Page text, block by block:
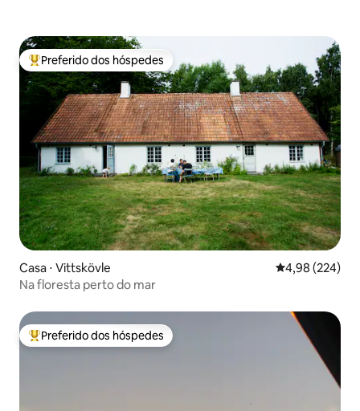
Entre os melhores preferidos dos hóspedes
Preferido dos hóspedes
Casa ⋅ Vittskövle 4,98 de uma
4,98 (224)
Na floresta perto do mar
Entre os melhores preferidos dos hóspedes
Preferido dos hóspedes